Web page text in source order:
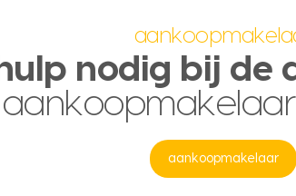
hulp nodig bij de
aankoopmakelaar